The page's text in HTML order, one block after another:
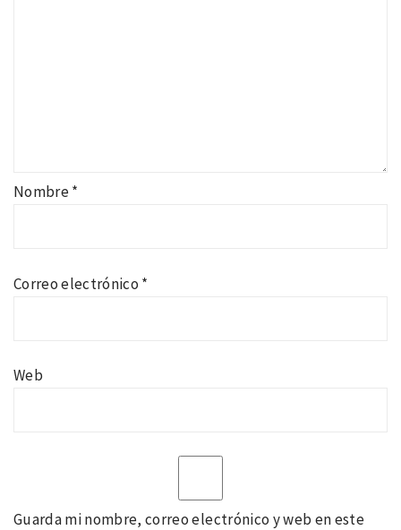
Nombre*
Correo electrónico *
Web
Guarda mi nombre, correo electrónico y web en este